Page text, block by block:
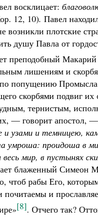
восклицает:
12, 10). Павел
возникли плотские
душу Павла от
преподобный
лишениям и
по попущению
скорбями подвиг их
тернистым,
— говорит апостол, —
узами и темницею,
умроша: проидоша в
мир, в пустынях
блаженный Симеон
чтоб рабы Его,
почитаемы и
[8]. Отчего так?